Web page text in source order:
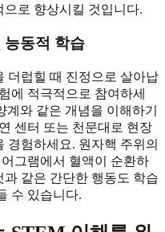
로 향상시킬 것입니다.
능동적 학습
더럽힐 때 진정으로 살아납
에 적극적으로 참여하세
와 같은 개념을 이해하기
센터 또는 천문대로 현장
경험하세요. 원자핵 주위의
그램에서 혈액이 순환하
같은 간단한 행동도 학습
수 있습니다.